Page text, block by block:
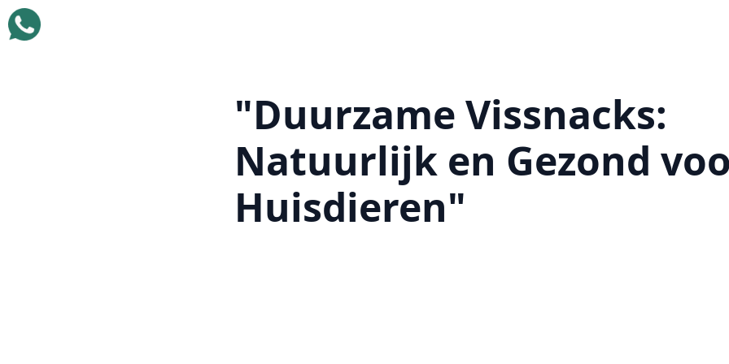
"Duurzame Vissnacks:
Natuurlijk en Gezond
Huisdieren"